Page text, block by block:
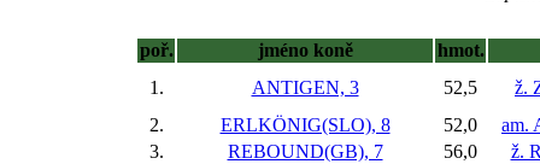
poř. jméno koně
hmot.
1.
ANTIGEN, 3 52,5
ž.
2.
ERLKÖNIG(SLO), 8 52,0
am.
3.
REBOUND(GB), 7 56,0
ž.